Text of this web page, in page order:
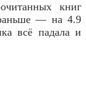
книг
— на 4.9
всё падала и